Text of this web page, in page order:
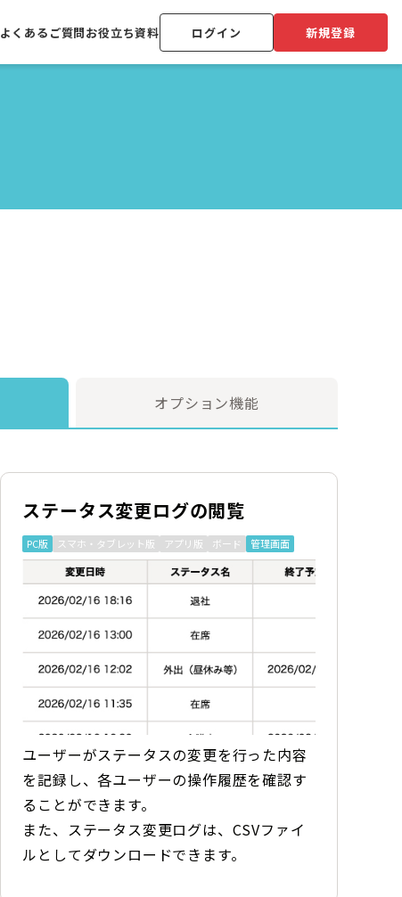
よくあるご質問お役立ち資料 ログイン 新規登録
オプション機能
ステータス変更ログの閲覧
PC版 スマホ・タブレット版 アプリ版 ボード 管理画面
ユーザーがステータスの変更を行った内容
を記録し、各ユーザーの操作履歴を確認す
ることができます。
また、ステータス変更ログは、CSVファイ
ルとしてダウンロードできます。